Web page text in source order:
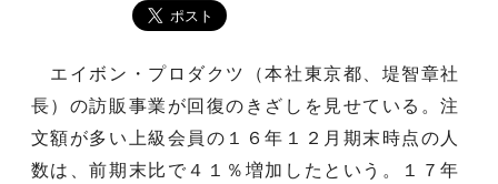
エイボン・プロダクツ（本社東京都、堤智章社
長）の訪販事業が回復のきざしを見せている。注
文額が多い上級会員の１６年１２月期末時点の人
数は、前期末比で４１％増加したという。１７年